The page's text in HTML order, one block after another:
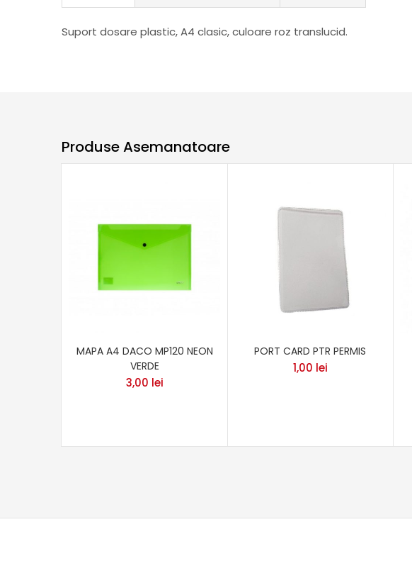
Suport dosare plastic, A4 clasic, culoare roz translucid.
Produse Asemanatoare
MAPA A4 DACO MP120 NEON
VERDE
3,00 lei
PORT CARD PTR PERMIS
1,00 lei